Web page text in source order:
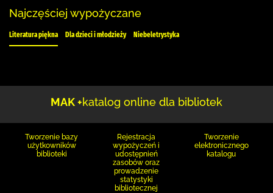
Najczęściej wypożyczane
Literatura piękna Dla dzieci i młodzieży Niebeletrystyka
MAK +katalog online dla bibliotek
Tworzenie bazy
użytkowników
biblioteki
Rejestracja
wypożyczeń i
udostępnień
zasobów oraz
prowadzenie
statystyki
bibliotecznej
Tworzenie
elektronicznego
katalogu